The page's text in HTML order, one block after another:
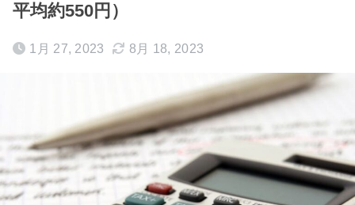
平均約550円）
1月 27, 2023 8月 18, 2023